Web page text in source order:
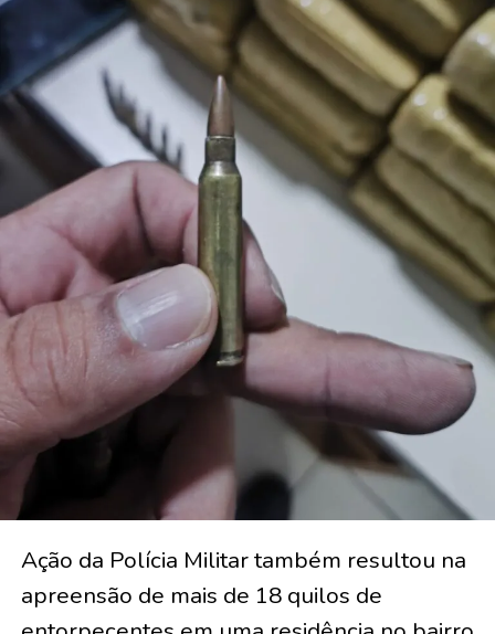
Ação da Polícia Militar também resultou na
apreensão de mais de 18 quilos de